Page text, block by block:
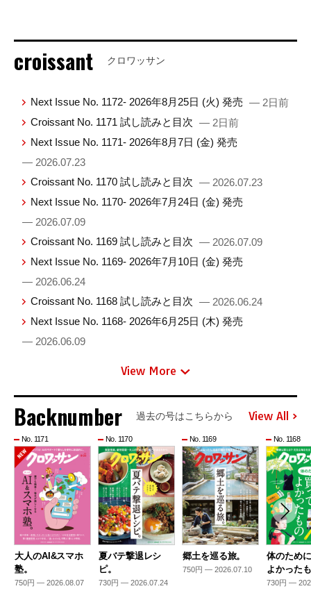
croissant クロワッサン
Next Issue No. 1172- 2026年8月25日 (火) 発売 — 2日前
Croissant No. 1171 試し読みと目次 — 2日前
Next Issue No. 1171- 2026年8月7日 (金) 発売
— 2026.07.23
Croissant No. 1170 試し読みと目次 — 2026.07.23
Next Issue No. 1170- 2026年7月24日 (金) 発売
— 2026.07.09
Croissant No. 1169 試し読みと目次 — 2026.07.09
Next Issue No. 1169- 2026年7月10日 (金) 発売
— 2026.06.24
Croissant No. 1168 試し読みと目次 — 2026.06.24
Next Issue No. 1168- 2026年6月25日 (木) 発売
— 2026.06.09
View More
Backnumber 過去の号はこちらから View All
No. 1171
大人のAI&スマホ
塾。
750円 — 2026.08.07
No. 1170
夏バテ撃退レシ
ピ。
730円 — 2026.07.24
No. 1169
郷土を巡る旅。
750円 — 2026.07.10
No. 1168
体のため
よかった
730円 —